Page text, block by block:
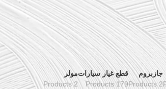
جازبروم
2 Products
قطع غيار سيارات
179 Products
مولر
2 Products